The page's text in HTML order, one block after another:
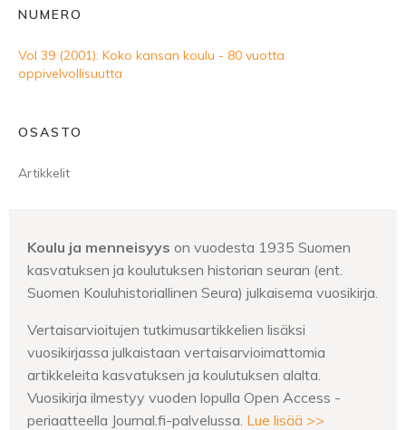
NUMERO
Vol 39 (2001): Koko kansan koulu - 80 vuotta
oppivelvollisuutta
OSASTO
Artikkelit
Koulu ja menneisyys on vuodesta 1935 Suomen
kasvatuksen ja koulutuksen historian seuran (ent.
Suomen Kouluhistoriallinen Seura) julkaisema vuosikirja.
Vertaisarvioitujen tutkimusartikkelien lisäksi
vuosikirjassa julkaistaan vertaisarvioimattomia
artikkeleita kasvatuksen ja koulutuksen alalta.
Vuosikirja ilmestyy vuoden lopulla Open Access -
periaatteella Journal.fi-palvelussa. Lue lisää >>